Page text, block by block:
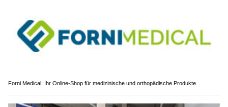
Forni Medical: Ihr Online-Shop für medizinische und orthopädische Produkte